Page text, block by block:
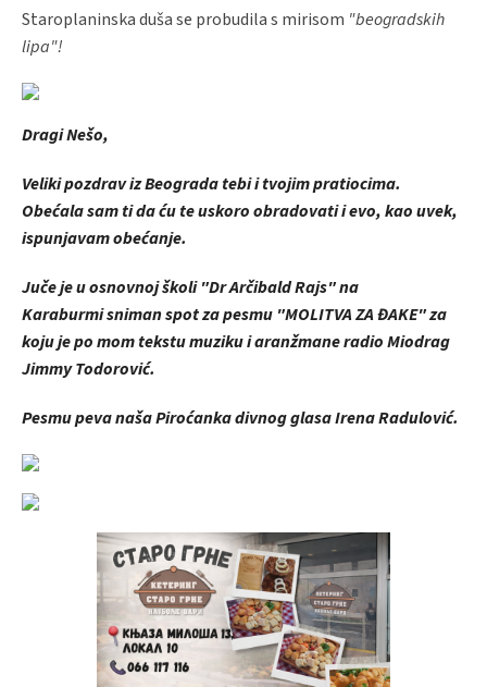
Staroplaninska duša se probudila s mirisom "beogradskih
lipa"!
Dragi Nešo,
Veliki pozdrav iz Beograda tebi i tvojim pratiocima.
Obećala sam ti da ću te uskoro obradovati i evo, kao uvek,
ispunjavam obećanje.
Juče je u osnovnoj školi "Dr Arčibald Rajs" na
Karaburmi sniman spot za pesmu "MOLITVA ZA ĐAKE" za
koju je po mom tekstu muziku i aranžmane radio Miodrag
Jimmy Todorović.
Pesmu peva naša Piroćanka divnog glasa Irena Radulović.